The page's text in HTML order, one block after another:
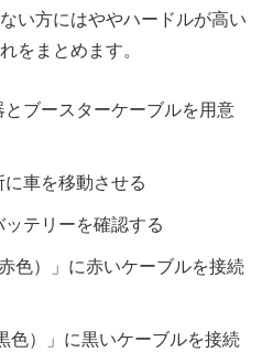
い方にはややハードルが高い
をまとめます。
ブースターケーブルを用意
車を移動させる
テリーを確認する
色）」に赤いケーブルを接続
色）」に黒いケーブルを接続